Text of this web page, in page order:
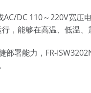
DC 110～220V宽
能够在高温、低温、
署能力，FR-